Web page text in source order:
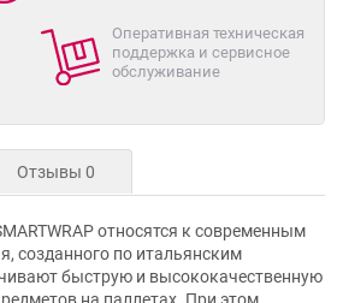
Оперативная техническая
поддержка и сервисное
обслуживание
Отзывы 0
относятся к современным
созданного по итальянским
быструю и высококачественную
на паллетах. При этом